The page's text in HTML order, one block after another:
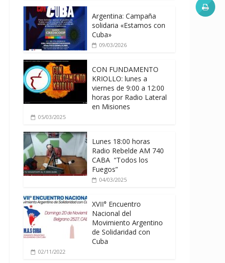
Argentina: Campaña
solidaria «Estamos con
Cuba»
09/03/2026
CON FUNDAMENTO
KRIOLLO: lunes a
viernes de 9:00 a 12:00
horas por Radio Lateral
en Misiones
05/03/2025
Lunes 18:00 horas
Radio Rebelde AM 740
CABA “Todos los
Fuegos”
04/03/2025
XVII° Encuentro
Nacional del
Movimiento Argentino
de Solidaridad con
Cuba
02/11/2022